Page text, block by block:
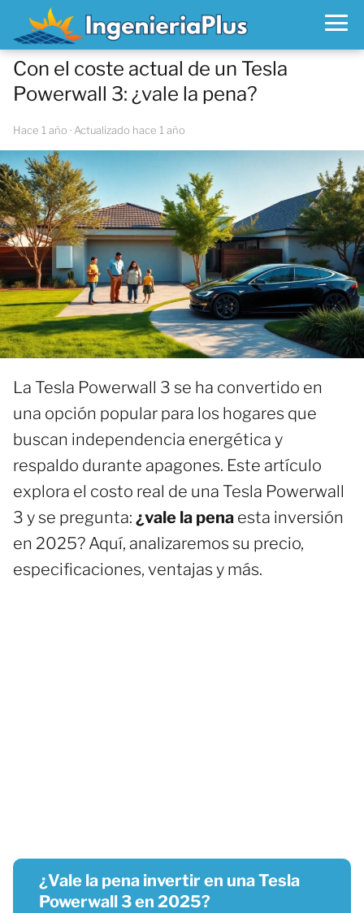
Con el coste actual de un Tesla
Powerwall 3: ¿vale la pena?
hace 1 año · Actualizado hace 1 año
La Tesla Powerwall 3 se ha convertido en
una opción popular para los hogares que
buscan independencia energética y
respaldo durante apagones. Este artículo
explora el costo real de una Tesla Powerwall
3 y se pregunta: ¿vale la pena esta inversión
en 2025? Aquí, analizaremos su precio,
especificaciones, ventajas y más.
¿Vale la pena invertir en una Tesla
Powerwall 3 en 2025?